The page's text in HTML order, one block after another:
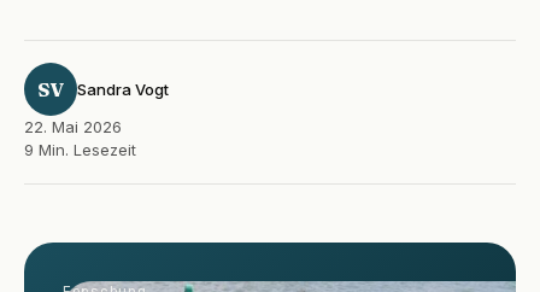
SV
Sandra Vogt
22. Mai 2026
9 Min. Lesezeit